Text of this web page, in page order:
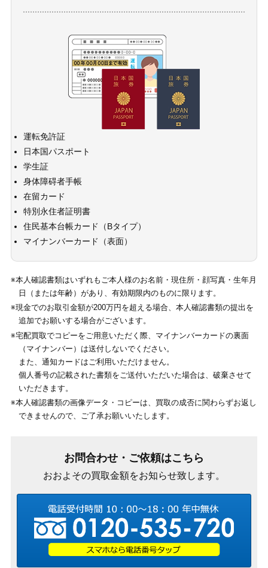
運転免許証
日本国パスポート
学生証
身体障碍者手帳
在留カード
特別永住者証明書
住民基本台帳カード（Bタイプ）
マイナンバーカード（表面）
※本人確認書類はいずれもご本人様のお名前・現住所・顔写真・生年月
日（または年齢）があり、有効期限内のものに限ります。
※現金でのお取引金額が200万円を超える場合、本人確認書類の提出を
追加でお願いする場合がございます。
※宅配買取でコピーをご用意いただく際、マイナンバーカードの裏面
（マイナンバー）は送付しないでください。
また、通知カードはご利用いただけません。
個人番号の記載された書類をご送付いただいた場合は、破棄させて
いただきます。
※本人確認書類の画像データ・コピーは、買取の成否に関わらずお返し
できませんので、ご了承お願いいたします。
お問合わせ・ご依頼はこちら
おおよその買取金額をお知らせ致します。